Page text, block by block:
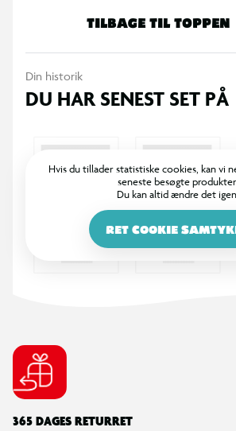
Velegnet fra: 3 måneder.
eller skyl under vandhanen.
TILBAGE TIL TOPPEN
Din historik
DU HAR SENEST SET PÅ
Hvis du tillader statistiske cookies, kan vi
seneste besøgte
Du kan altid ændre det
RET COOKIE
365 DAGES RETURRET